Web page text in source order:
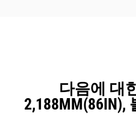
다음에 대